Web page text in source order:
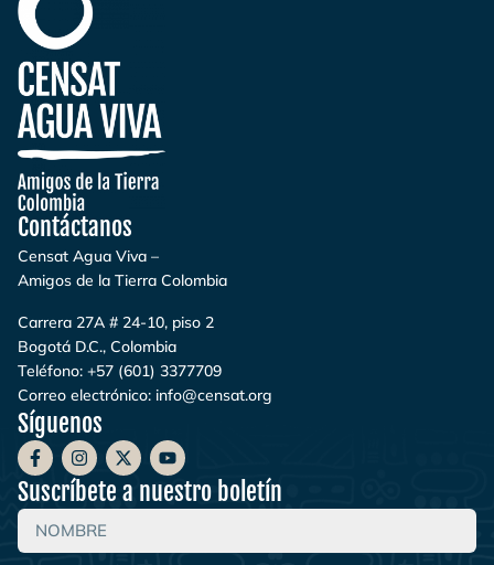
Contáctanos
Censat Agua Viva –
Amigos de la Tierra Colombia
Carrera 27A # 24-10, piso 2
Bogotá D.C., Colombia
Teléfono: +57 (601) 3377709
Correo electrónico: info@censat.org
Síguenos
Suscríbete a nuestro boletín